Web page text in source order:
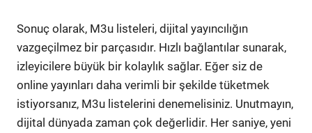
Sonuç olarak, M3u listeleri, dijital yayıncılığın
vazgeçilmez bir parçasıdır. Hızlı bağlantılar sunarak,
izleyicilere büyük bir kolaylık sağlar. Eğer siz de
online yayınları daha verimli bir şekilde tüketmek
istiyorsanız, M3u listelerini denemelisiniz. Unutmayın,
dijital dünyada zaman çok değerlidir. Her saniye, yeni